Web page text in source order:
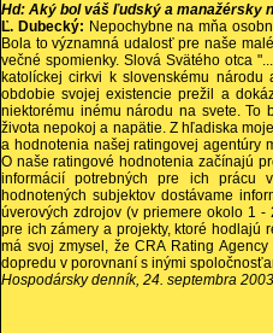
Hd: Aký bol váš ľudský a manažérsky
Ľ. Dubecký: Nepochybne na mňa
Bola to významná udalosť pre naše
večné spomienky. Slová Svätého otca
katolíckej cirkvi k slovenskému
obdobie svojej existencie prežil a
niektorému inému národu na svete.
života nepokoj a napätie. Z hľadiska
a hodnotenia našej ratingovej agentúry
O naše ratingové hodnotenia začínajú
informácií potrebných pre ich prácu
hodnotených subjektov dostávame
úverových zdrojov (v priemere okolo 1
pre ich zámery a projekty, ktoré hodlajú
má svoj zmysel, že CRA Rating
dopredu v porovnaní s inými
Hospodársky denník, 24. septembra 2003